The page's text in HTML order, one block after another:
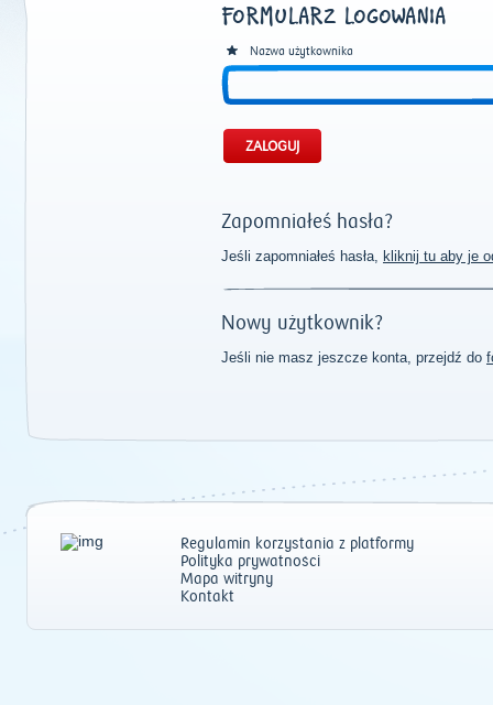
FORMULARZ LOGOWANIA
Nazwa użytkownika
Zapomniałeś hasła?
Jeśli zapomniałeś hasła, kliknij tu aby je
Nowy użytkownik?
Jeśli nie masz jeszcze konta, przejdź do
Regulamin korzystania z platformy
Polityka prywatności
Mapa witryny
Kontakt